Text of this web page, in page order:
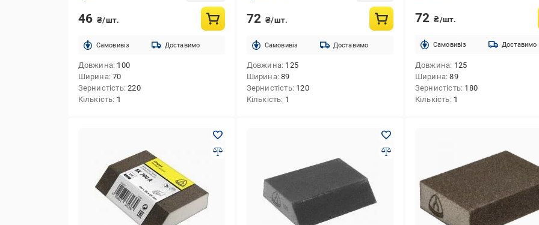
46 ₴/шт.
Cамовивіз Доставимо
Довжина 100
Ширина 70
Зернистість 220
Кількість 1
72 ₴/шт.
Cамовивіз Доставимо
Довжина 125
Ширина 89
Зернистість 120
Кількість 1
72 ₴/шт.
Cамовивіз Доставимо
Довжина 125
Ширина 89
Зернистість 180
Кількість 1